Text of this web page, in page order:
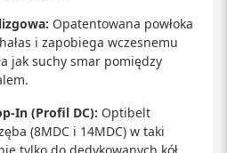
Opatentowana powłoka
i zapobiega wczesnemu
jak suchy smar pomiędzy
In (Profil DC): Optibelt
(8MDC i 14MDC) w taki